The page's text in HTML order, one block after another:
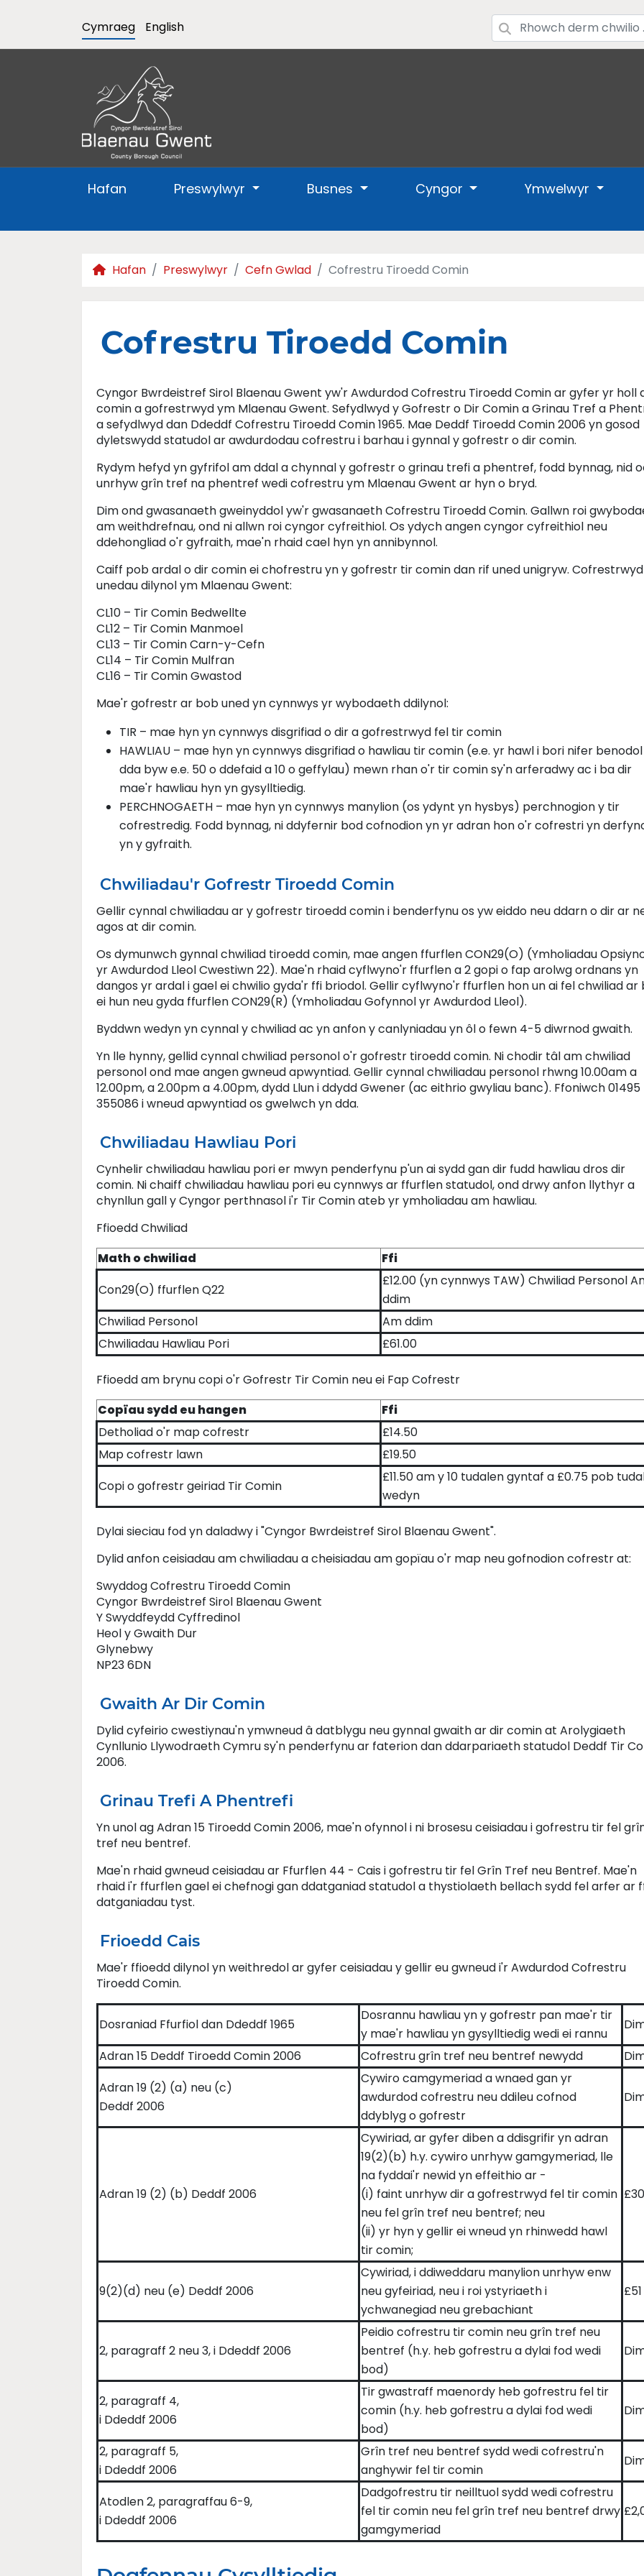
Cymraeg English
Hafan Preswylwyr Busnes Cyngor Ymwelwyr
Hafan Preswylwyr Cefn Gwlad Cofrestru Tiroedd Comin
Cofrestru Tiroedd Comin
Cyngor Bwrdeistref Sirol Blaenau Gwent yw'r Awdurdod Cofrestru Tiroedd Comin ar gyfer yr holl
comin a gofrestrwyd ym Mlaenau Gwent. Sefydlwyd y Gofrestr o Dir Comin a Grinau Tref a
a sefydlwyd dan Ddeddf Cofrestru Tiroedd Comin 1965. Mae Deddf Tiroedd Comin 2006 yn gosod
dyletswydd statudol ar awdurdodau cofrestru i barhau i gynnal y gofrestr o dir comin.
Rydym hefyd yn gyfrifol am ddal a chynnal y gofrestr o grinau trefi a phentref, fodd bynnag, nid
unrhyw grîn tref na phentref wedi cofrestru ym Mlaenau Gwent ar hyn o bryd.
Dim ond gwasanaeth gweinyddol yw'r gwasanaeth Cofrestru Tiroedd Comin. Gallwn roi
am weithdrefnau, ond ni allwn roi cyngor cyfreithiol. Os ydych angen cyngor cyfreithiol neu
ddehongliad o'r gyfraith, mae'n rhaid cael hyn yn annibynnol.
Caiff pob ardal o dir comin ei chofrestru yn y gofrestr tir comin dan rif uned unigryw.
unedau dilynol ym Mlaenau Gwent:
CL10 – Tir Comin Bedwellte
CL12 – Tir Comin Manmoel
CL13 – Tir Comin Carn-y-Cefn
CL14 – Tir Comin Mulfran
CL16 – Tir Comin Gwastod
Mae'r gofrestr ar bob uned yn cynnwys yr wybodaeth ddilynol:
TIR – mae hyn yn cynnwys disgrifiad o dir a gofrestrwyd fel tir comin
HAWLIAU – mae hyn yn cynnwys disgrifiad o hawliau tir comin (e.e. yr hawl i bori nifer
dda byw e.e. 50 o ddefaid a 10 o geffylau) mewn rhan o'r tir comin sy'n arferadwy ac i ba dir
mae'r hawliau hyn yn gysylltiedig.
PERCHNOGAETH – mae hyn yn cynnwys manylion (os ydynt yn hysbys) perchnogion y tir
cofrestredig. Fodd bynnag, ni ddyfernir bod cofnodion yn yr adran hon o'r cofrestri yn
yn y gyfraith.
Chwiliadau'r Gofrestr Tiroedd Comin
Gellir cynnal chwiliadau ar y gofrestr tiroedd comin i benderfynu os yw eiddo neu ddarn o dir ar
agos at dir comin.
Os dymunwch gynnal chwiliad tiroedd comin, mae angen ffurflen CON29(O) (Ymholiadau
yr Awdurdod Lleol Cwestiwn 22). Mae'n rhaid cyflwyno'r ffurflen a 2 gopi o fap arolwg ordnans yn
dangos yr ardal i gael ei chwilio gyda'r ffi briodol. Gellir cyflwyno'r ffurflen hon un ai fel chwiliad ar
ei hun neu gyda ffurflen CON29(R) (Ymholiadau Gofynnol yr Awdurdod Lleol).
Byddwn wedyn yn cynnal y chwiliad ac yn anfon y canlyniadau yn ôl o fewn 4-5 diwrnod gwaith.
Yn lle hynny, gellid cynnal chwiliad personol o'r gofrestr tiroedd comin. Ni chodir tâl am chwiliad
personol ond mae angen gwneud apwyntiad. Gellir cynnal chwiliadau personol rhwng 10.00am a
12.00pm, a 2.00pm a 4.00pm, dydd Llun i ddydd Gwener (ac eithrio gwyliau banc). Ffoniwch 01495
355086 i wneud apwyntiad os gwelwch yn dda.
Chwiliadau Hawliau Pori
Cynhelir chwiliadau hawliau pori er mwyn penderfynu p'un ai sydd gan dir fudd hawliau dros dir
comin. Ni chaiff chwiliadau hawliau pori eu cynnwys ar ffurflen statudol, ond drwy anfon llythyr a
chynllun gall y Cyngor perthnasol i'r Tir Comin ateb yr ymholiadau am hawliau.
Ffioedd Chwiliad
Math o chwiliad
Ffi
Con29(O) ffurflen Q22
£12.00 (yn cynnwys TAW) Chwiliad Personol
ddim
Chwiliad Personol
Am ddim
Chwiliadau Hawliau Pori
£61.00
Ffioedd am brynu copi o'r Gofrestr Tir Comin neu ei Fap Cofrestr
Copïau sydd eu hangen
Ffi
Detholiad o'r map cofrestr
£14.50
Map cofrestr lawn
£19.50
Copi o gofrestr geiriad Tir Comin
£11.50 am y 10 tudalen gyntaf a £0.75 pob
wedyn
Dylai sieciau fod yn daladwy i "Cyngor Bwrdeistref Sirol Blaenau Gwent".
Dylid anfon ceisiadau am chwiliadau a cheisiadau am gopïau o'r map neu gofnodion cofrestr at:
Swyddog Cofrestru Tiroedd Comin
Cyngor Bwrdeistref Sirol Blaenau Gwent
Y Swyddfeydd Cyffredinol
Heol y Gwaith Dur
Glynebwy
NP23 6DN
Gwaith Ar Dir Comin
Dylid cyfeirio cwestiynau'n ymwneud â datblygu neu gynnal gwaith ar dir comin at Arolygiaeth
Cynllunio Llywodraeth Cymru sy'n penderfynu ar faterion dan ddarpariaeth statudol Deddf Tir
2006.
Grinau Trefi A Phentrefi
Yn unol ag Adran 15 Tiroedd Comin 2006, mae'n ofynnol i ni brosesu ceisiadau i gofrestru tir fel
tref neu bentref.
Mae'n rhaid gwneud ceisiadau ar Ffurflen 44 - Cais i gofrestru tir fel Grîn Tref neu Bentref. Mae'n
rhaid i'r ffurflen gael ei chefnogi gan ddatganiad statudol a thystiolaeth bellach sydd fel arfer ar
datganiadau tyst.
Frioedd Cais
Mae'r ffioedd dilynol yn weithredol ar gyfer ceisiadau y gellir eu gwneud i'r Awdurdod Cofrestru
Tiroedd Comin.
Dosraniad Ffurfiol dan Ddeddf 1965
Dosrannu hawliau yn y gofrestr pan mae'r tir
y mae'r hawliau yn gysylltiedig wedi ei rannu
Adran 15 Deddf Tiroedd Comin 2006
Cofrestru grîn tref neu bentref newydd
Adran 19 (2) (a) neu (c)
Deddf 2006
Cywiro camgymeriad a wnaed gan yr
awdurdod cofrestru neu ddileu cofnod
ddyblyg o gofrestr
Adran 19 (2) (b) Deddf 2006
Cywiriad, ar gyfer diben a ddisgrifir yn adran
19(2)(b) h.y. cywiro unrhyw gamgymeriad, lle
na fyddai'r newid yn effeithio ar -
(i) faint unrhyw dir a gofrestrwyd fel tir comin
neu fel grîn tref neu bentref; neu
(ii) yr hyn y gellir ei wneud yn rhinwedd hawl
tir comin;
9(2)(d) neu (e) Deddf 2006
Cywiriad, i ddiweddaru manylion unrhyw enw
neu gyfeiriad, neu i roi ystyriaeth i
ychwanegiad neu grebachiant
£51
2, paragraff 2 neu 3, i Ddeddf 2006
Peidio cofrestru tir comin neu grîn tref neu
bentref (h.y. heb gofrestru a dylai fod wedi
bod)
2, paragraff 4,
i Ddeddf 2006
Tir gwastraff maenordy heb gofrestru fel tir
comin (h.y. heb gofrestru a dylai fod wedi
bod)
2, paragraff 5,
i Ddeddf 2006
Grîn tref neu bentref sydd wedi cofrestru'n
anghywir fel tir comin
Atodlen 2, paragraffau 6-9,
i Ddeddf 2006
Dadgofrestru tir neilltuol sydd wedi cofrestru
fel tir comin neu fel grîn tref neu bentref drwy
gamgymeriad